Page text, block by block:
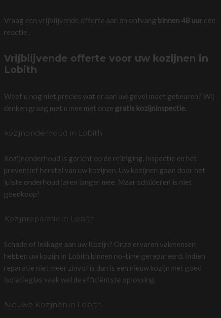
Vraag een vrijblijvende offerte aan en ontvang binnen 48 uureen
reactie .
Vrijblijvende offerte voor uw kozijnen in
Lobith
Weet u nog niet precies wat er aan uw gevel moet gebeuren? Wij
denken graag met u mee met onze gratis kozijninspectie.
kozijnonderhoud in Lobith
Kozijnonderhoud is gericht op de reiniging, inspectie en het
preventief herstel van uw kozijnen. Uw kozijnen gaan door het
juiste onderhoud jaren langer mee. Maar schilderen is niet
goedkoop!
Kozijnreparatie in Lobith
Schade of lekkage aan uw Kozijn? Onze ervaren vakmensen
hebben uw kozijn in Lobith binnen no-time gerepareerd. Indien
reparatie niet meer zinvol is dan is een nieuw kozijn met goed
isolatieglas vaak wel de efficiëntste oplossing.
Nieuwe Kozijnen in Lobith